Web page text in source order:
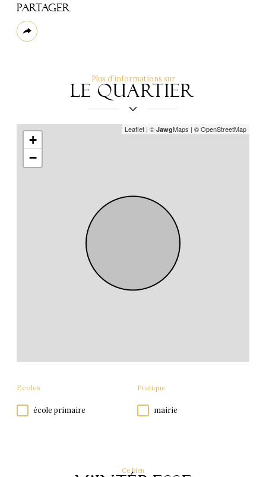
Partager
Plus
de
Plus d'informations sur
le quartier
+
−
Leaflet | © JawgMaps | © OpenStreetMap
Ecoles
école primaire
Pratique
mairie
Ce bien